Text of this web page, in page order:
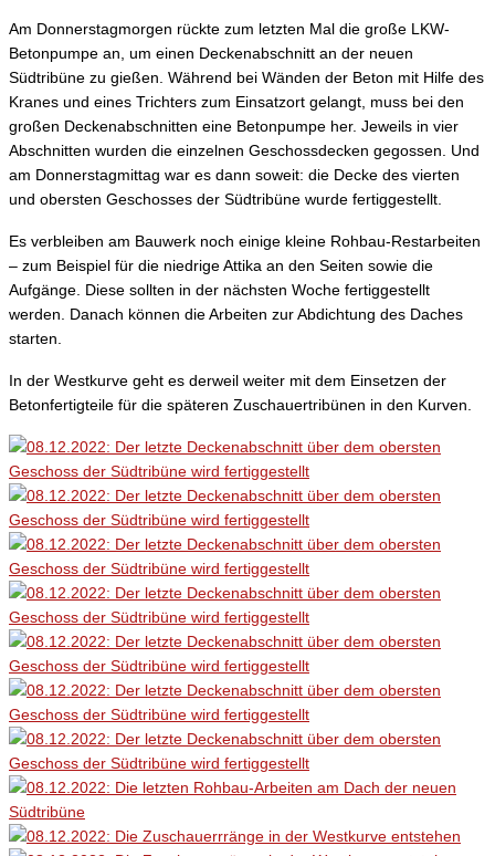
Am Donnerstagmorgen rückte zum letzten Mal die große LKW-
Betonpumpe an, um einen Deckenabschnitt an der neuen
Südtribüne zu gießen. Während bei Wänden der Beton mit Hilfe des
Kranes und eines Trichters zum Einsatzort gelangt, muss bei den
großen Deckenabschnitten eine Betonpumpe her. Jeweils in vier
Abschnitten wurden die einzelnen Geschossdecken gegossen. Und
am Donnerstagmittag war es dann soweit: die Decke des vierten
und obersten Geschosses der Südtribüne wurde fertiggestellt.
Es verbleiben am Bauwerk noch einige kleine Rohbau-Restarbeiten
– zum Beispiel für die niedrige Attika an den Seiten sowie die
Aufgänge. Diese sollten in der nächsten Woche fertiggestellt
werden. Danach können die Arbeiten zur Abdichtung des Daches
starten.
In der Westkurve geht es derweil weiter mit dem Einsetzen der
Betonfertigteile für die späteren Zuschauertribünen in den Kurven.